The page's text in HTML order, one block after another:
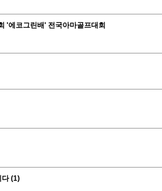
'에코그린배' 전국아마골프대회
다(1)